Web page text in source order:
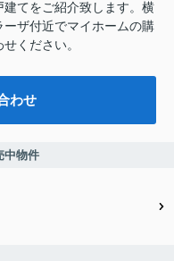
てをご紹介致します。横
ザ付近でマイホームの購
ください。
わせ
中物件